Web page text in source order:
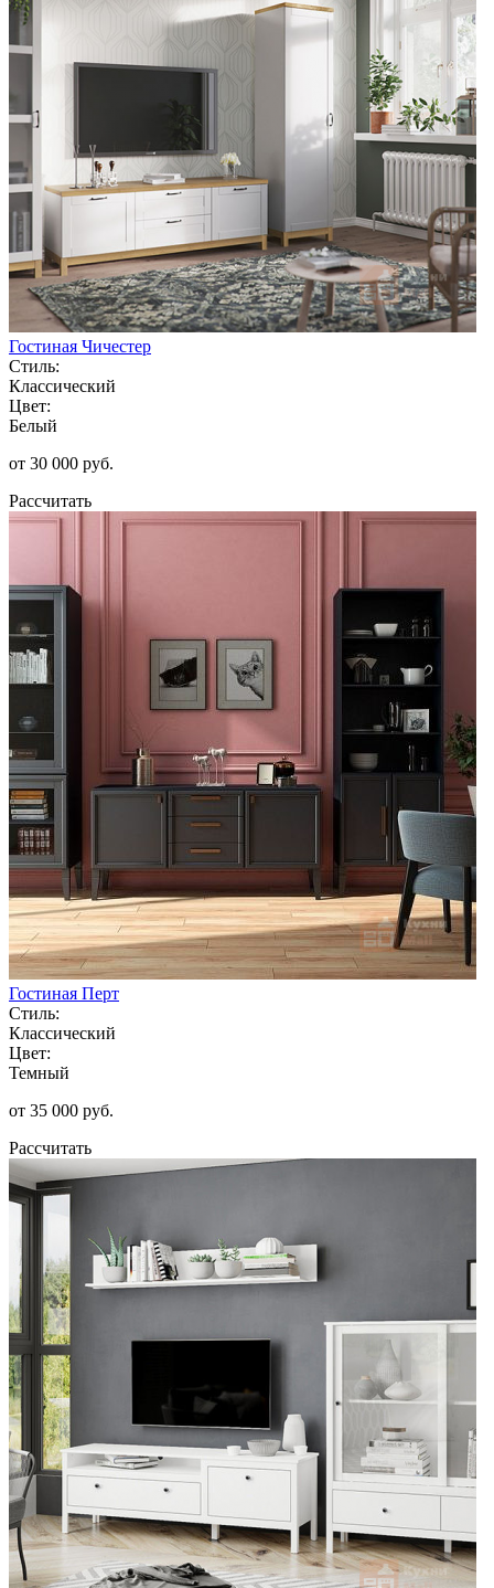
Гостиная Чичестер
Стиль:
Классический
Цвет:
Белый
от 30 000 руб.
Рассчитать
Гостиная Перт
Стиль:
Классический
Цвет:
Темный
от 35 000 руб.
Рассчитать